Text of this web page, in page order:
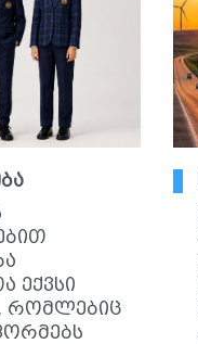
ექვსი
რომლებიც